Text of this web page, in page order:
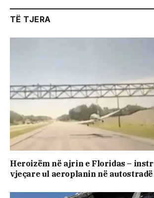
TË TJERA
Heroizëm në ajrin e Floridas –
vjeçare ul aeroplanin në autostradë